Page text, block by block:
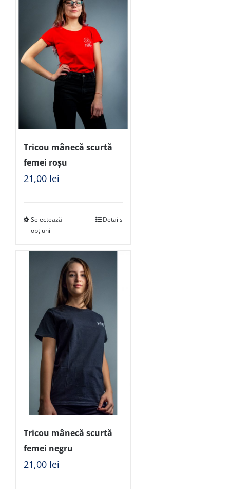
Tricou mânecă scurtă
femei roșu
21,00 lei
Selectează
opțiuni
Details
Tricou mânecă scurtă
femei negru
21,00 lei